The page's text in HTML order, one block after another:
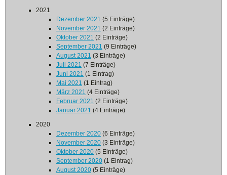
2021
Dezember 2021 (5 Einträge)
November 2021 (2 Einträge)
Oktober 2021 (2 Einträge)
September 2021 (9 Einträge)
August 2021 (3 Einträge)
Juli 2021 (7 Einträge)
Juni 2021 (1 Eintrag)
Mai 2021 (1 Eintrag)
März 2021 (4 Einträge)
Februar 2021 (2 Einträge)
Januar 2021 (4 Einträge)
2020
Dezember 2020 (6 Einträge)
November 2020 (3 Einträge)
Oktober 2020 (5 Einträge)
September 2020 (1 Eintrag)
August 2020 (5 Einträge)